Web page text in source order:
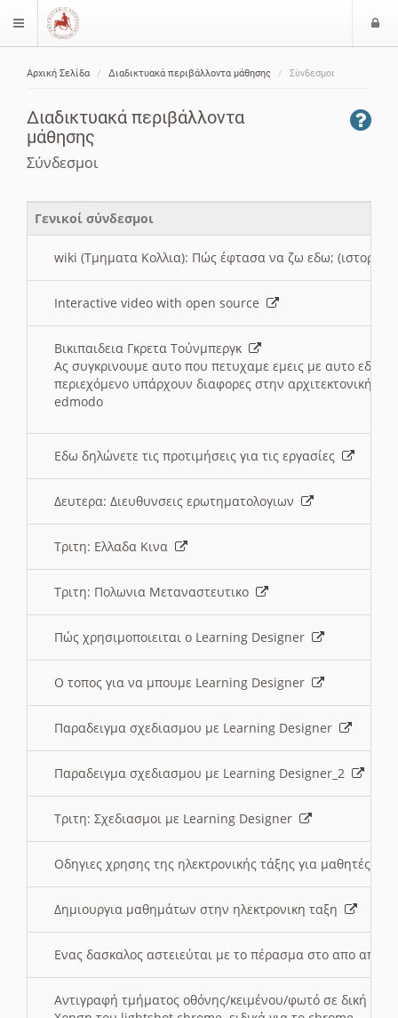
$langMenu
Αρχική Σελίδα Διαδικτυακά περιβάλλοντα μάθησης Σύνδεσμοι
Διαδικτυακά περιβάλλοντα
μάθησης
Σύνδεσμοι
Γενικοί σύνδεσμοι
wiki (Τμηματα Κολλια): Πώς έφτασα να ζω εδω; (ιστορια)
Interactive video with open source
Βικιπαιδεια Γκρετα Τούνμπεργκ
Ας συγκρινουμε αυτο που πετυχαμε εμεις με αυτο εδω
περιεχόμενο υπάρχουν διαφορες στην αρχιτεκτονική
edmodo
Εδω δηλώνετε τις προτιμήσεις για τις εργασίες
Δευτερα: Διευθυνσεις ερωτηματολογιων
Τριτη: Ελλαδα Κινα
Τριτη: Πολωνια Μεταναστευτικο
Πώς χρησιμοποιειται ο Learning Designer
O τοπος για να μπουμε Learning Designer
Παραδειγμα σχεδιασμου με Learning Designer
Παραδειγμα σχεδιασμου με Learning Designer_2
Τριτη: Σχεδιασμοι με Learning Designer
Οδηγιες χρησης της ηλεκτρονικής τάξης για μαθητές
Δημιουργια μαθημάτων στην ηλεκτρονικη ταξη
Ενας δασκαλος αστειεύται με το πέρασμα στο απο
Αντιγραφή τμήματος οθόνης/κειμένου/φωτό σε δική